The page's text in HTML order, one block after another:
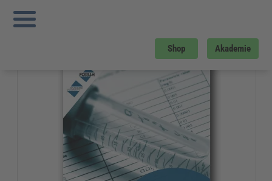
Shop Akademie
Sie sind hier:
Trinkwasser